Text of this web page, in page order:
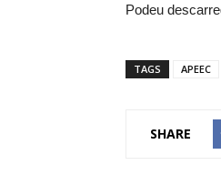
Podeu
TAGS APEEC
SHARE